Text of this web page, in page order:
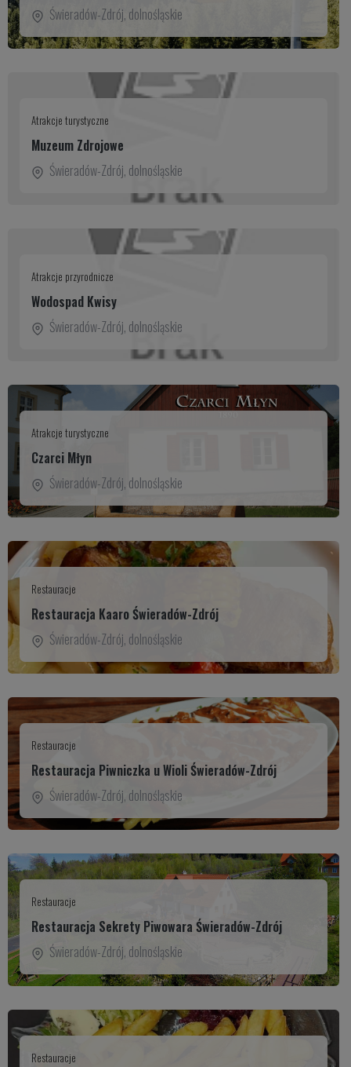
Świeradów-Zdrój, dolnośląskie
Atrakcje turystyczne
Muzeum Zdrojowe
Świeradów-Zdrój, dolnośląskie
Atrakcje przyrodnicze
Wodospad Kwisy
Świeradów-Zdrój, dolnośląskie
Atrakcje turystyczne
Czarci Młyn
Świeradów-Zdrój, dolnośląskie
Restauracje
Restauracja Kaaro Świeradów-Zdrój
Świeradów-Zdrój, dolnośląskie
Restauracje
Restauracja Piwniczka u Wioli Świeradów-Zdrój
Świeradów-Zdrój, dolnośląskie
Restauracje
Restauracja Sekrety Piwowara Świeradów-Zdrój
Świeradów-Zdrój, dolnośląskie
Restauracje